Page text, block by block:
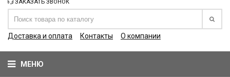
ЗАКАЗАТЬ ЗВОНОК
Доставка и оплата Контакты О компании
МЕНЮ